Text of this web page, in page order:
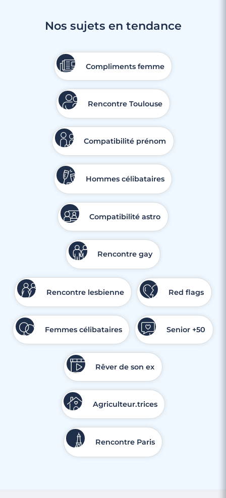
Nos sujets en tendance
Compliments femme
Rencontre Toulouse
Compatibilité prénom
Hommes célibataires
Compatibilité astro
Rencontre gay
Rencontre lesbienne Red flags
Femmes célibataires Senior +50
Rêver de son ex
Agriculteur.trices
Rencontre Paris